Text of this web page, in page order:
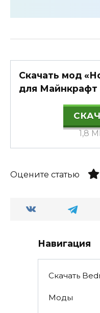
Скачать мод
для Майнкрафт
1,8
Оцените статью
Навигация
Скачать
Моды